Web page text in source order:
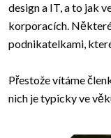
design a IT, a to jak
korporacích.
podnikatelkami,
Přestože vítáme
nich je typicky ve